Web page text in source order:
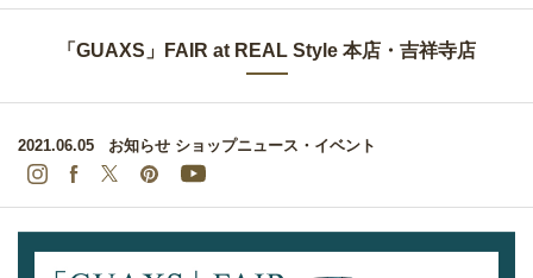
「GUAXS」FAIR at REAL Style 本店・吉祥寺店
2021.06.05 お知らせ ショップニュース・イベント